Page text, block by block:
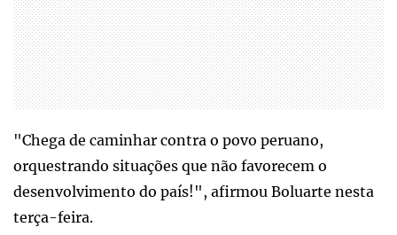
"Chega de caminhar contra o povo peruano,
orquestrando situações que não favorecem o
desenvolvimento do país!", afirmou Boluarte nesta
terça-feira.